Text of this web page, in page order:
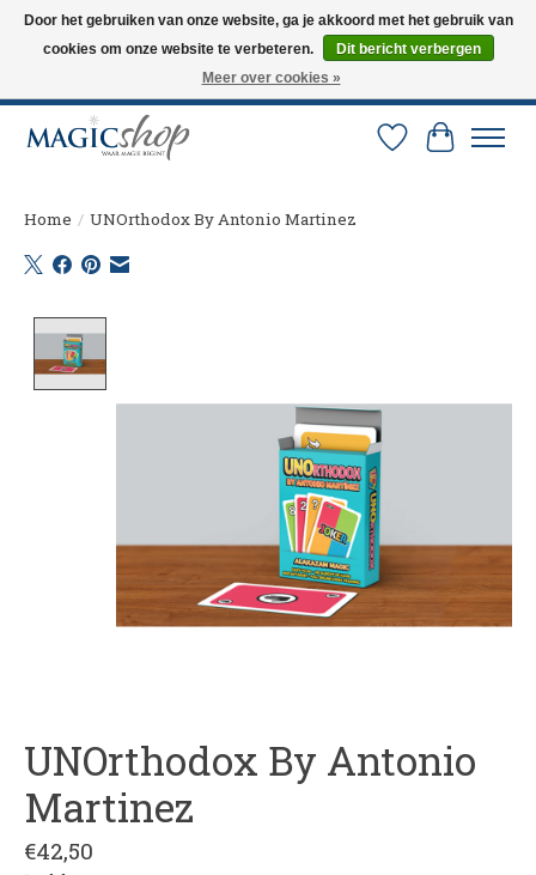
Altijd de nieuwste trucs op voorraad. Snelle verzending via PostNL en DHL.
Langskomen in onze winkel? Bel of mail om een afspraak te maken. 0251-
Verlanglijst
Home / UNOrthodox By Antonio Martinez
UNOrthodox By Antonio
Martinez
€42,50
Door het gebruiken van onze website, ga je akkoord met het gebruik van
cookies om onze website te verbeteren.
Dit bericht verbergen
Meer over cookies »